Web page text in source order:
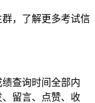
，了解更多考试信
查询时间全部内
留言、点赞、收